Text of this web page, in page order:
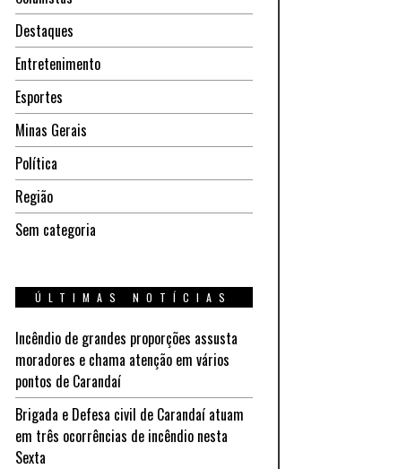
Destaques
Entretenimento
Esportes
Minas Gerais
Política
Região
Sem categoria
ÚLTIMAS NOTÍCIAS
Incêndio de grandes proporções assusta
moradores e chama atenção em vários
pontos de Carandaí
Brigada e Defesa civil de Carandaí atuam
em três ocorrências de incêndio nesta
Sexta